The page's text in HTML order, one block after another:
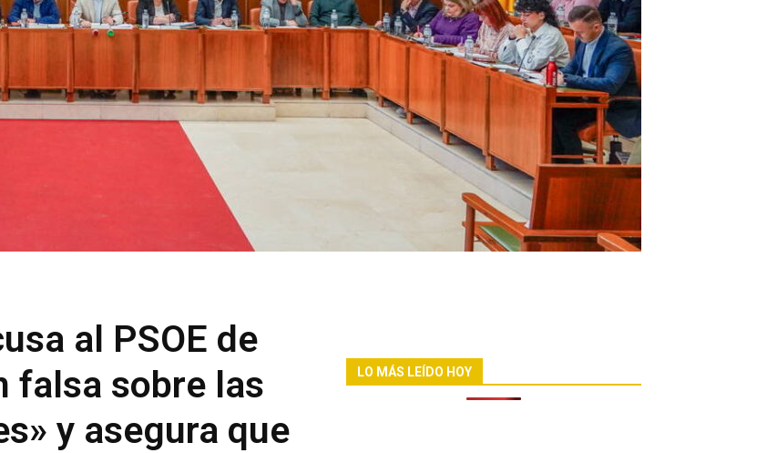
al PSOE de
falsa sobre las
y asegura que
LO MÁS LEÍDO HOY